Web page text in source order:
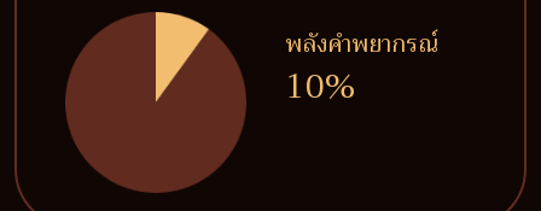
พลังคำพยากรณ์
10%